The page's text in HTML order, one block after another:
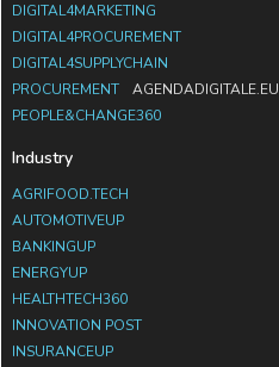
DIGITAL4MARKETING
DIGITAL4PROCUREMENT
DIGITAL4SUPPLYCHAIN
PROCUREMENT
AGENDADIGITALE.EU
PEOPLE&CHANGE360
Industry
AGRIFOOD.TECH
AUTOMOTIVEUP
BANKINGUP
ENERGYUP
HEALTHTECH360
INNOVATION POST
INSURANCEUP